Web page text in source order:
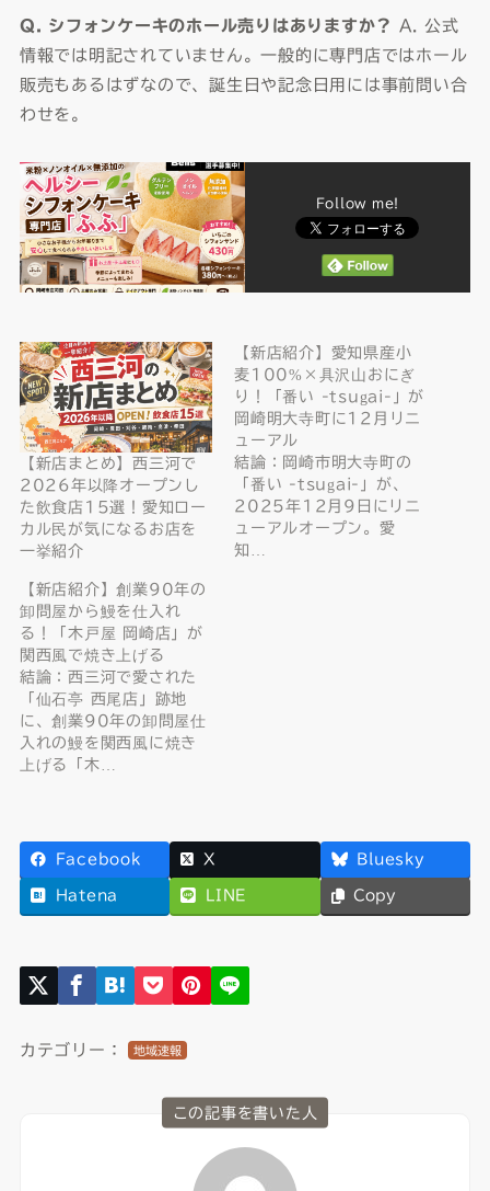
Q. シフォンケーキのホール売りはありますか？
A. 公式
情報では明記されていません。一般的に専門店ではホール
販売もあるはずなので、誕生日や記念日用には事前問い合
わせを。
Follow me!
【新店まとめ】西三河で
2026年以降オープンし
た飲食店15選！愛知ロー
カル民が気になるお店を
一挙紹介
【新店紹介】愛知県産小
麦100%×具沢山おにぎ
り！「番い -tsugai-」が
岡崎明大寺町に12月リニ
ューアル
結論：岡崎市明大寺町の
「番い -tsugai-」が、
2025年12月9日にリニ
ューアルオープン。愛
知…
【新店紹介】創業90年の
卸問屋から鰻を仕入れ
る！「木戸屋 岡崎店」が
関西風で焼き上げる
結論：西三河で愛された
「仙石亭 西尾店」跡地
に、創業90年の卸問屋仕
入れの鰻を関西風に焼き
上げる「木…
Facebook X Bluesky
Hatena LINE Copy
カテゴリー： 地域速報
この記事を書いた人